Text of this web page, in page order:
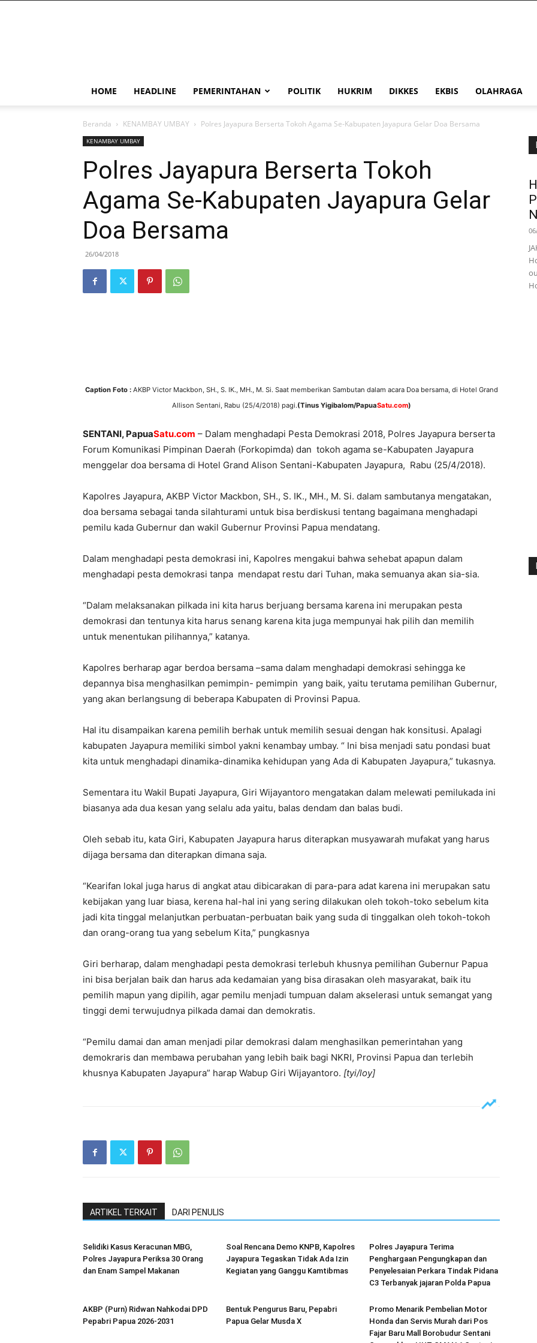
HOME HEADLINE PEMERINTAHAN POLITIK HUKRIM DIKKES EKBIS OLAHRAGA
Beranda KENAMBAY UMBAY Polres Jayapura Berserta Tokoh Agama Se-Kabupaten Jayapura Gelar Doa Bersama
KENAMBAY UMBAY
Polres Jayapura Berserta Tokoh
Agama Se-Kabupaten Jayapura Gelar
Doa Bersama
26/04/2018
Caption Foto :AKBP Victor Mackbon, SH., S. IK., MH., M. Si. Saat memberikan Sambutan dalam acara Doa bersama, di Hotel Grand
Allison Sentani, Rabu (25/4/2018) pagi.(Tinus Yigibalom/PapuaSatu.com)
SENTANI, PapuaSatu.com – Dalam menghadapi Pesta Demokrasi 2018, Polres Jayapura berserta
Forum Komunikasi Pimpinan Daerah (Forkopimda) dan tokoh agama se-Kabupaten Jayapura
menggelar doa bersama di Hotel Grand Alison Sentani-Kabupaten Jayapura, Rabu (25/4/2018).
Kapolres Jayapura, AKBP Victor Mackbon, SH., S. IK., MH., M. Si. dalam sambutanya mengatakan,
doa bersama sebagai tanda silahturami untuk bisa berdiskusi tentang bagaimana menghadapi
pemilu kada Gubernur dan wakil Gubernur Provinsi Papua mendatang.
Dalam menghadapi pesta demokrasi ini, Kapolres mengakui bahwa sehebat apapun dalam
menghadapi pesta demokrasi tanpa mendapat restu dari Tuhan, maka semuanya akan sia-sia.
“Dalam melaksanakan pilkada ini kita harus berjuang bersama karena ini merupakan pesta
demokrasi dan tentunya kita harus senang karena kita juga mempunyai hak pilih dan memilih
untuk menentukan pilihannya,” katanya.
Kapolres berharap agar berdoa bersama –sama dalam menghadapi demokrasi sehingga ke
depannya bisa menghasilkan pemimpin- pemimpin yang baik, yaitu terutama pemilihan Gubernur,
yang akan berlangsung di beberapa Kabupaten di Provinsi Papua.
Hal itu disampaikan karena pemilih berhak untuk memilih sesuai dengan hak konsitusi. Apalagi
kabupaten Jayapura memiliki simbol yakni kenambay umbay. “ Ini bisa menjadi satu pondasi buat
kita untuk menghadapi dinamika-dinamika kehidupan yang Ada di Kabupaten Jayapura,” tukasnya.
Sementara itu Wakil Bupati Jayapura, Giri Wijayantoro mengatakan dalam melewati pemilukada ini
biasanya ada dua kesan yang selalu ada yaitu, balas dendam dan balas budi.
Oleh sebab itu, kata Giri, Kabupaten Jayapura harus diterapkan musyawarah mufakat yang harus
dijaga bersama dan diterapkan dimana saja.
“Kearifan lokal juga harus di angkat atau dibicarakan di para-para adat karena ini merupakan satu
kebijakan yang luar biasa, kerena hal-hal ini yang sering dilakukan oleh tokoh-toko sebelum kita
jadi kita tinggal melanjutkan perbuatan-perbuatan baik yang suda di tinggalkan oleh tokoh-tokoh
dan orang-orang tua yang sebelum Kita,” pungkasnya
Giri berharap, dalam menghadapi pesta demokrasi terlebuh khusnya pemilihan Gubernur Papua
ini bisa berjalan baik dan harus ada kedamaian yang bisa dirasakan oleh masyarakat, baik itu
pemilih mapun yang dipilih, agar pemilu menjadi tumpuan dalam akselerasi untuk semangat yang
tinggi demi terwujudnya pilkada damai dan demokratis.
“Pemilu damai dan aman menjadi pilar demokrasi dalam menghasilkan pemerintahan yang
demokraris dan membawa perubahan yang lebih baik bagi NKRI, Provinsi Papua dan terlebih
khusnya Kabupaten Jayapura” harap Wabup Giri Wijayantoro. [tyi/loy]
ARTIKEL TERKAIT DARI PENULIS
Selidiki Kasus Keracunan MBG,
Polres Jayapura Periksa 30 Orang
dan Enam Sampel Makanan
Soal Rencana Demo KNPB, Kapolres
Jayapura Tegaskan Tidak Ada Izin
Kegiatan yang Ganggu Kamtibmas
Polres Jayapura Terima
Penghargaan Pengungkapan dan
Penyelesaian Perkara Tindak Pidana
C3 Terbanyak jajaran Polda Papua
AKBP (Purn) Ridwan Nahkodai DPD
Pepabri Papua 2026-2031
Bentuk Pengurus Baru, Pepabri
Papua Gelar Musda X
Promo Menarik Pembelian Motor
Honda dan Servis Murah dari Pos
Fajar Baru Mall Borobudur Sentani